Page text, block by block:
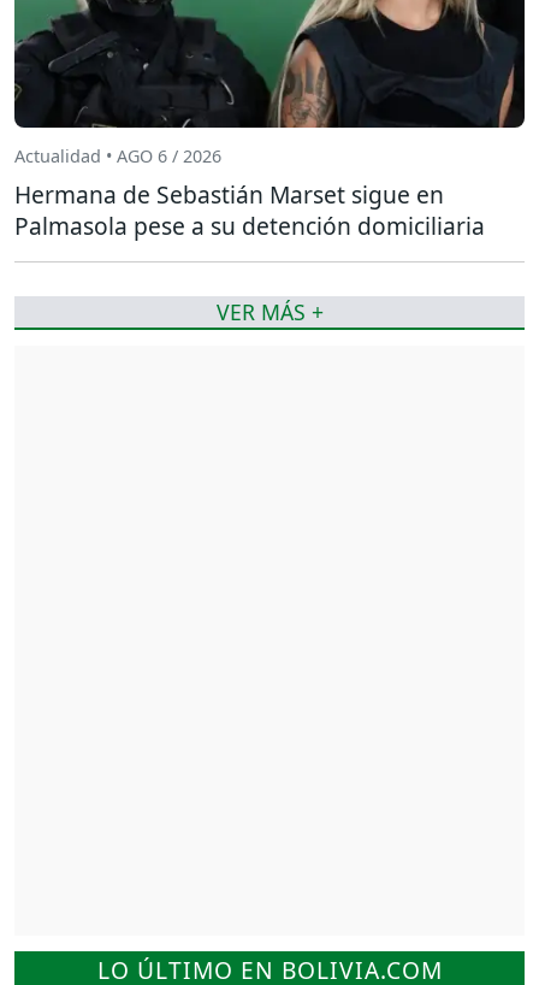
LO ÚLTIMO EN BOLIVIA.COM
Actualidad • AGO 6 / 2026
Hermana de Sebastián Marset sigue en
Palmasola pese a su detención domiciliaria
VER MÁS +